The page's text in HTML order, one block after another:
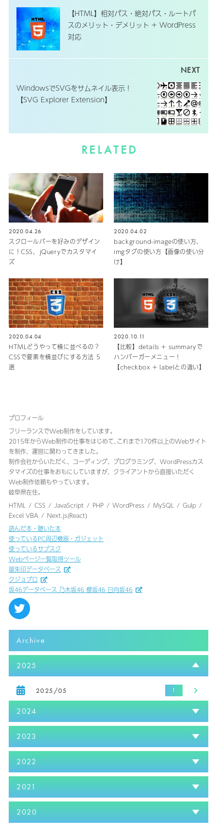
【HTML】相対パス・絶対パス・ルートパ
スのメリット・デメリット + WordPress
対応
WindowsでSVGをサムネイル表示！
【SVG Explorer Extension】
RELATED
2020.04.26
スクロールバーを好みのデザイン
に！CSS、jQueryでカスタマイ
ズ
2020.04.02
background-imageの使い方、
imgタグの使い方【画像の使い分
け】
2020.04.04
HTMLどうやって横に並べるの？
CSSで要素を横並びにする方法 5
選
2020.10.11
【比較】details + summaryで
ハンバーガーメニュー！
【checkbox + labelとの違い】
プロフィール
フリーランスでWeb制作をしています。
2015年からWeb制作の仕事をはじめて､これまで170件以上のWebサイト
を制作、運営に関わってきました｡
制作会社からいただく、コーディング、プログラミング、WordPressカス
タマイズの仕事をおもにしていますが、クライアントから直接いただく
Web制作依頼もやっています。
岐阜県在住。
HTML
CSS JavaScript PHP WordPress MySQL
Gulp
Excel VBA
Next.js(React)
読んだ本・聴いた本
使っているPC周辺機器・ガジェット
使っているサブスク
Webページ一覧取得ツール
御朱印データベース
クジョブロ
坂46データベース 乃木坂46 櫻坂46 日向坂46
Archive
2025
2025/05
2024
2023
2022
2021
2020